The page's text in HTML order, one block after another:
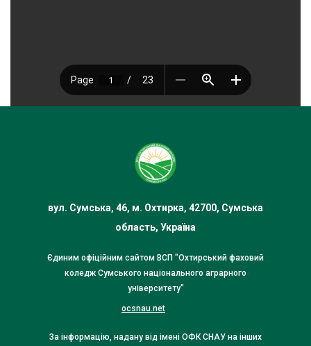
вул. Сумська, 46, м. Охтирка, 42700, Сумська
область, Україна
Єдиним офіційним сайтом ВСП "Охтирський фаховий
коледж Сумського національного аграрного
університету"
ocsnau.net
За інформацію, надану від імені ОФК СНАУ на інших